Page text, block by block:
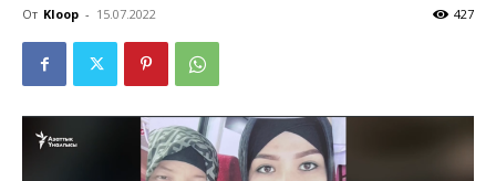
От Kloop - 15.07.2022 427